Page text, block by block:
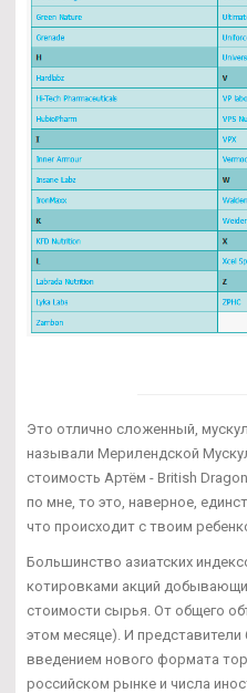
Это отлично сложенный,
называли Мерилендской
стоимость Артём - British
по мне, то это, наверное,
что происходит с твоим
Большинство азиатских
котировками акций
стоимости сырья. От общего
этом месяце). И
введением нового формата
российском рынке и числа